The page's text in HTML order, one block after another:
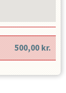
500,00 kr.